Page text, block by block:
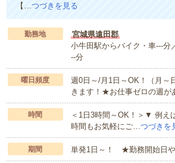
【…つづきを見る
勤務地
宮城県遠田郡
小牛田駅からバイク・車---分
--分
曜日頻度
週0日～/月1日～OK！（月～
きます！★お仕事ゼロの週
時間
＜1日3時間～OK！＞▼ 例え
時間もお気軽にご…つづきを
期間 単発1日～！ ★勤務開始日